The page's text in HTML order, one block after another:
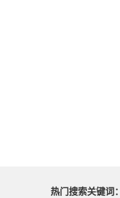
热门搜索关键词：